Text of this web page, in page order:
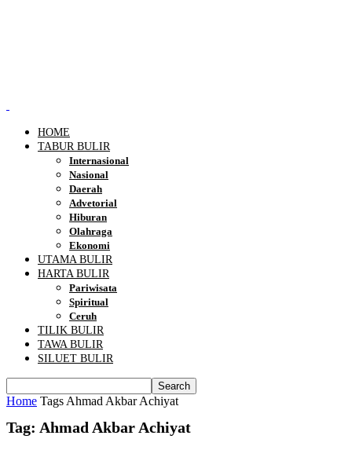
HOME
TABUR BULIR
Internasional
Nasional
Daerah
Advetorial
Hiburan
Olahraga
Ekonomi
UTAMA BULIR
HARTA BULIR
Pariwisata
Spiritual
Ceruh
TILIK BULIR
TAWA BULIR
SILUET BULIR
Home Tags Ahmad Akbar Achiyat
Tag: Ahmad Akbar Achiyat